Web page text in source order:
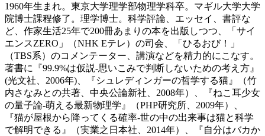
1960年生まれ。東京大学理学部物理学科卒。マギル大学大学
院博士課程修了。理学博士。科学評論、エッセイ、書評な
ど、作家生活25年で200冊あまりの本を出版しつつ、「サイ
エンスZERO」（NHK Eテレ）の司会、「ひるおび！」
（TBS系）のコメンテーター、講演などを精力的にこなす。
著書に『99.9%は仮説-思いこみで判断しないための考え方』
(光文社、2006年)、『シュレディンガーの哲学する猫』（竹
内さなみとの共著、中央公論新社、2008年）、『ねこ耳少女
の量子論-萌える最新物理学』（PHP研究所、2009年）、
『猫が屋根から降ってくる確率-世の中の出来事は猫と科学
で解明できる』（実業之日本社、2014年）、『自分はバカか